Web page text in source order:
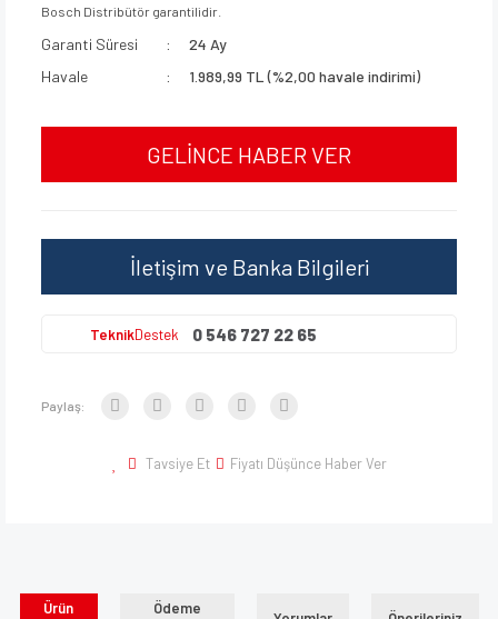
Bosch Distribütör garantilidir.
Garanti Süresi
24 Ay
Havale
1.989,99 TL (%2,00 havale indirimi)
GELİNCE HABER VER
İletişim ve Banka Bilgileri
TeknikDestek 0 546 727 22 65
Paylaş:
Tavsiye Et Fiyatı Düşünce Haber Ver
Ürün
Ödeme